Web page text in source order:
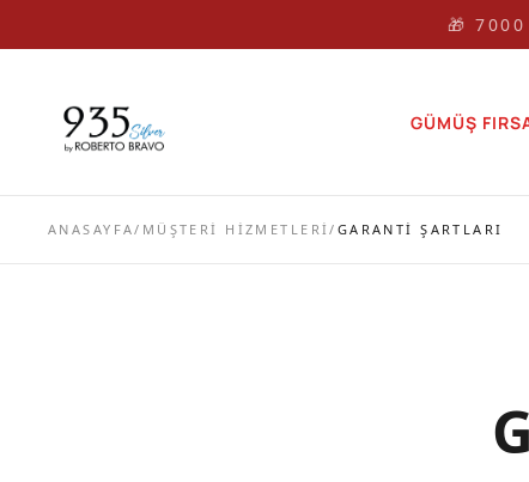
🎁 🎁
GÜMÜŞ
ANASAYFA/ MÜŞTERI HIZMETLERI/ GARANTI ŞARTLARI